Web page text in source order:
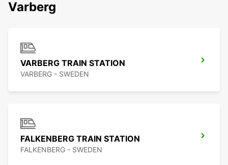
Varberg
VARBERG TRAIN STATION
VARBERG - SWEDEN
FALKENBERG TRAIN STATION
FALKENBERG - SWEDEN